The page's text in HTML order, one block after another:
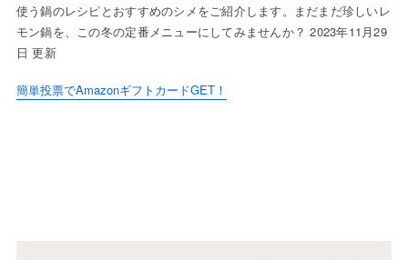
使う鍋のレシピとおすすめのシメをご紹介します。まだまだ珍しいレ
モン鍋を、この冬の定番メニューにしてみませんか？ 2023年11月29
日 更新
簡単投票でAmazonギフトカードGET！